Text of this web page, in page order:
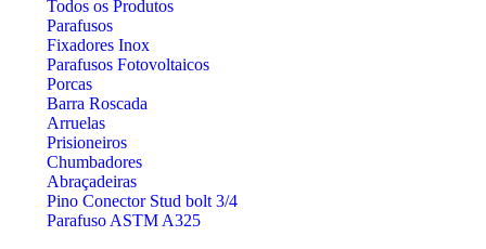
Todos os Produtos
Parafusos
Fixadores Inox
Parafusos Fotovoltaicos
Porcas
Barra Roscada
Arruelas
Prisioneiros
Chumbadores
Abraçadeiras
Pino Conector Stud bolt 3/4
Parafuso ASTM A325